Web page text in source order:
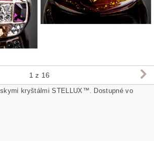
1 z 16
kryštálmi STELLUX™. Dostupné vo